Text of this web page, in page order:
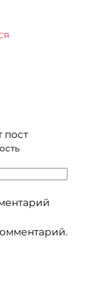
пост